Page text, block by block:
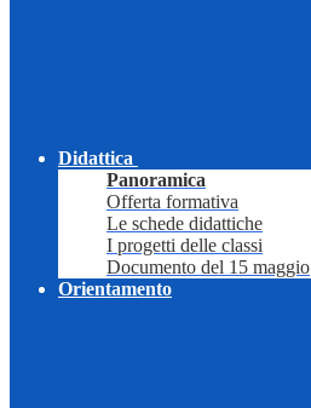
Didattica
Panoramica
Offerta formativa
Le schede didattiche
I progetti delle classi
Documento del 15 maggio
Orientamento